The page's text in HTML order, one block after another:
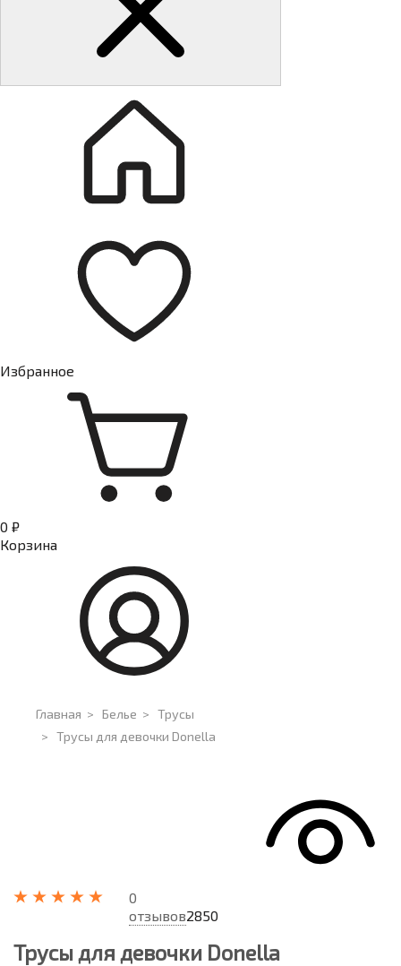
Избранное
0 ₽
Корзина
Главная > Белье > Трусы
> Трусы для девочки Donella
0
отзывов2850
Трусы для девочки Donella